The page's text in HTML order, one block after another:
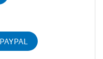
PAYPAL